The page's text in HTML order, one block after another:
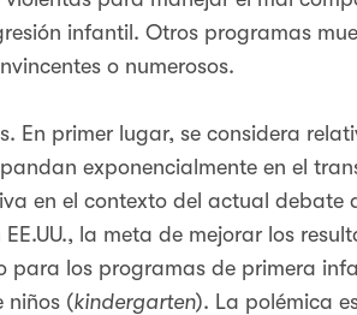
infantil. Otros programas
o numerosos.
En primer lugar, se considera
exponencialmente en el
en el contexto del actual debate
la meta de mejorar los
para los programas de primera
niños (kindergarten). La polémica